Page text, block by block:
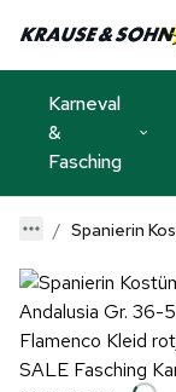
Karneval
&
Fasching
Spanierin